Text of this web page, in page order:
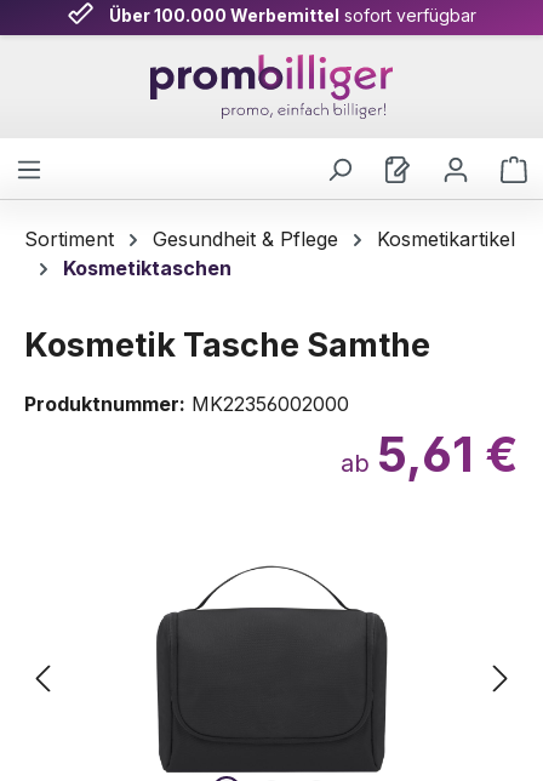
Zum Hauptinhalt springen
Über 100.000 Werbemittel sofort verfügbar
Sortiment Gesundheit & Pflege
Kosmetikartikel
Kosmetiktaschen
Kosmetik Tasche Samthe
Produktnummer: MK22356002000
ab 5,61 €